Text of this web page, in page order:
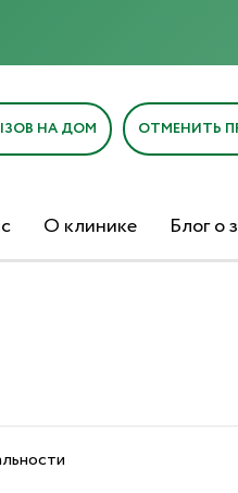
НА ДОМ ОТМЕНИТЬ
О клинике Блог о